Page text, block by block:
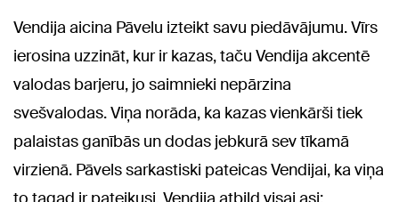
Vendija aicina Pāvelu izteikt savu piedāvājumu. Vīrs
ierosina uzzināt, kur ir kazas, taču Vendija akcentē
valodas barjeru, jo saimnieki nepārzina
svešvalodas. Viņa norāda, ka kazas vienkārši tiek
palaistas ganībās un dodas jebkurā sev tīkamā
virzienā. Pāvels sarkastiski pateicas Vendijai, ka viņa